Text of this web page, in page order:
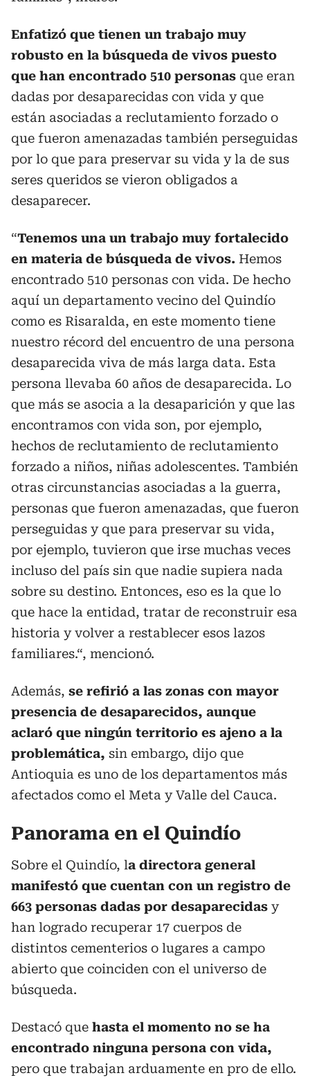
Enfatizó que tienen un trabajo muy
robusto en la búsqueda de vivos puesto
que han encontrado 510 personas que eran
dadas por desaparecidas con vida y que
están asociadas a reclutamiento forzado o
que fueron amenazadas también perseguidas
por lo que para preservar su vida y la de sus
seres queridos se vieron obligados a
desaparecer.
“Tenemos una un trabajo muy fortalecido
en materia de búsqueda de vivos. Hemos
encontrado 510 personas con vida. De hecho
aquí un departamento vecino del Quindío
como es Risaralda, en este momento tiene
nuestro récord del encuentro de una persona
desaparecida viva de más larga data. Esta
persona llevaba 60 años de desaparecida. Lo
que más se asocia a la desaparición y que las
encontramos con vida son, por ejemplo,
hechos de reclutamiento de reclutamiento
forzado a niños, niñas adolescentes. También
otras circunstancias asociadas a la guerra,
personas que fueron amenazadas, que fueron
perseguidas y que para preservar su vida,
por ejemplo, tuvieron que irse muchas veces
incluso del país sin que nadie supiera nada
sobre su destino. Entonces, eso es la que lo
que hace la entidad, tratar de reconstruir esa
historia y volver a restablecer esos lazos
familiares.“, mencionó.
Además, se refirió a las zonas con mayor
presencia de desaparecidos, aunque
aclaró que ningún territorio es ajeno a la
problemática, sin embargo, dijo que
Antioquia es uno de los departamentos más
afectados como el Meta y Valle del Cauca.
Panorama en el Quindío
Sobre el Quindío, la directora general
manifestó que cuentan con un registro de
663 personas dadas por desaparecidas y
han logrado recuperar 17 cuerpos de
distintos cementerios o lugares a campo
abierto que coinciden con el universo de
búsqueda.
Destacó que hasta el momento no se ha
encontrado ninguna persona con vida,
pero que trabajan arduamente en pro de ello.